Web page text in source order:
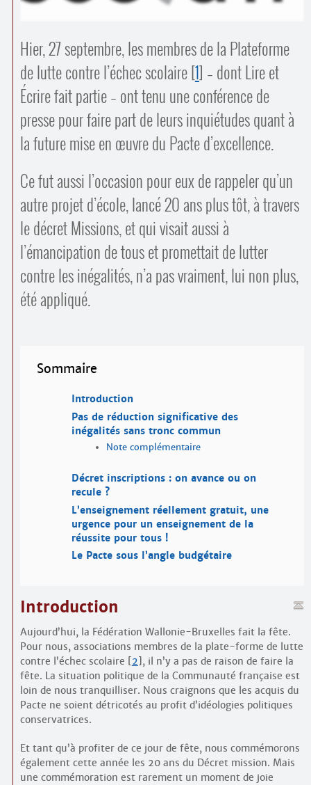
Hier, 27 septembre, les membres de la Plateforme
de lutte contre l’échec scolaire[1] – dont Lire et
Écrire fait partie – ont tenu une conférence de
presse pour faire part de leurs inquiétudes quant à
la future mise en œuvre du Pacte d’excellence.
Ce fut aussi l’occasion pour eux de rappeler qu’un
autre projet d’école, lancé 20 ans plus tôt, à travers
le décret Missions, et qui visait aussi à
l’émancipation de tous et promettait de lutter
contre les inégalités, n’a pas vraiment, lui non plus,
été appliqué.
Sommaire
Introduction
Pas de réduction significative des
inégalités sans tronc commun
Note complémentaire
Décret inscriptions : on avance ou on
recule ?
L’enseignement réellement gratuit, une
urgence pour un enseignement de la
réussite pour tous !
Le Pacte sous l’angle budgétaire
Introduction
Aujourd’hui, la Fédération Wallonie-Bruxelles fait la fête.
Pour nous, associations membres de la plate-forme de lutte
contre l’échec scolaire [2], il n’y a pas de raison de faire la
fête. La situation politique de la Communauté française est
loin de nous tranquilliser. Nous craignons que les acquis du
Pacte ne soient détricotés au profit d’idéologies politiques
conservatrices.
Et tant qu’à profiter de ce jour de fête, nous commémorons
également cette année les 20 ans du Décret mission. Mais
une commémoration est rarement un moment de joie